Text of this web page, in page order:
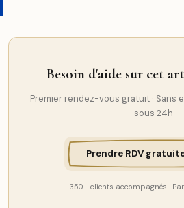
Besoin d'aide sur cet
Premier rendez-vous gratuit · Sans
sous 24h
Prendre RDV
350+ clients accompagnés ·